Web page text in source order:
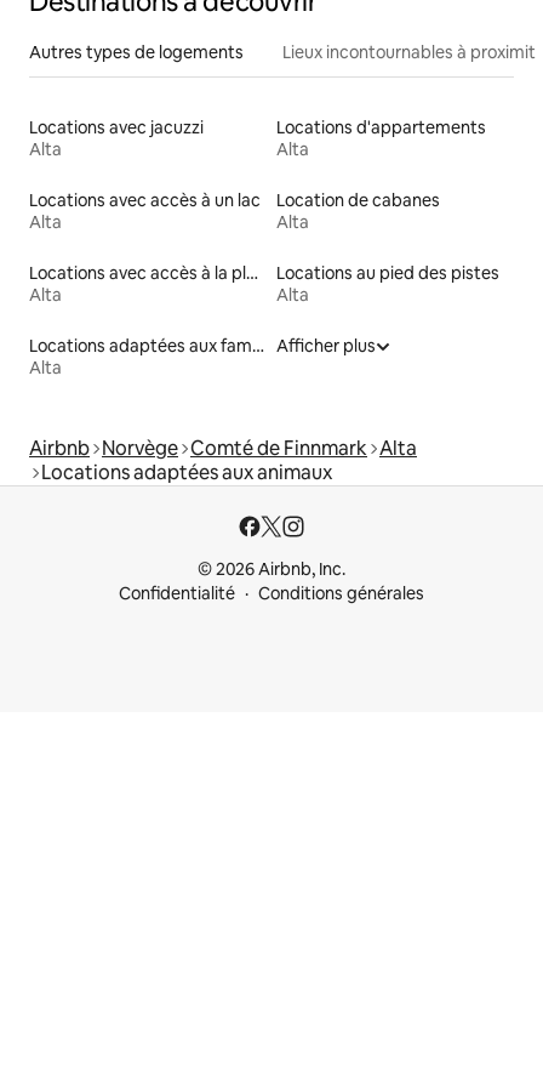
Autres types de logements Lieux incontournables à
Locations avec jacuzzi
Alta
Locations d'appartements
Alta
Locations avec accès à un lac
Alta
Location de cabanes
Alta
Locations avec accès à la plage
Alta
Locations au pied des pistes
Alta
Locations adaptées aux familles
Alta
Afficher plus
Airbnb Norvège Comté de Finnmark Alta
Locations adaptées aux animaux
© 2026 Airbnb, Inc.
Confidentialité
Conditions générales